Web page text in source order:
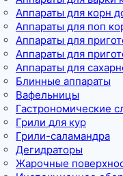
Аппараты для корн
Аппараты для поп
Аппараты для
Аппараты для
Аппараты для
Блинные аппараты
Вафельницы
Гастрономические
Грили для кур
Грили-саламандра
Дегидраторы
Жарочные